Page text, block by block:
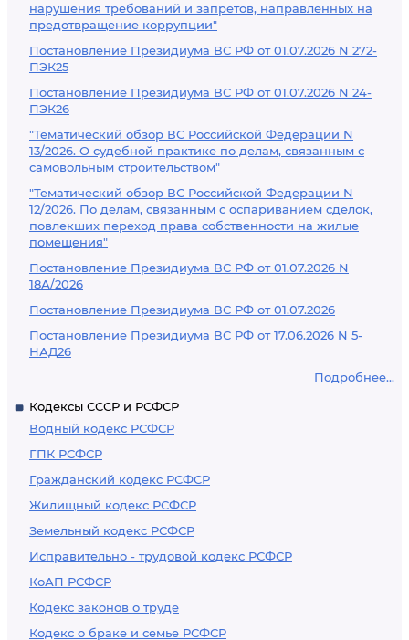
нарушения требований и запретов, направленных на
предотвращение коррупции"
Постановление Президиума ВС РФ от 01.07.2026 N 272-
ПЭК25
Постановление Президиума ВС РФ от 01.07.2026 N 24-
ПЭК26
"Тематический обзор ВС Российской Федерации N
13/2026. О судебной практике по делам, связанным с
самовольным строительством"
"Тематический обзор ВС Российской Федерации N
12/2026. По делам, связанным с оспариванием сделок,
повлекших переход права собственности на жилые
помещения"
Постановление Президиума ВС РФ от 01.07.2026 N
18А/2026
Постановление Президиума ВС РФ от 01.07.2026
Постановление Президиума ВС РФ от 17.06.2026 N 5-
НАД26
Подробнее...
Кодексы СССР и РСФСР
Водный кодекс РСФСР
ГПК РСФСР
Гражданский кодекс РСФСР
Жилищный кодекс РСФСР
Земельный кодекс РСФСР
Исправительно - трудовой кодекс РСФСР
КоАП РСФСР
Кодекс законов о труде
Кодекс о браке и семье РСФСР